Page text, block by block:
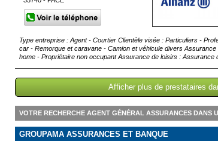
Type entreprise : Agent - Courtier Clientèle visée : Particuliers -
car - Remorque et caravane - Camion et véhicule divers
home - Propriétaire non occupant Assurance de loisirs : Assurance
Afficher plus de prestataires
VOTRE RECHERCHE AGENT GÉNÉRAL ASSURANCES DANS
GROUPAMA ASSURANCES ET BANQUE